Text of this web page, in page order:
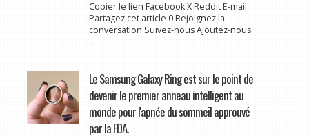
Copier le lien Facebook X Reddit E-mail
Partagez cet article 0 Rejoignez la
conversation Suivez-nous Ajoutez-nous
...
Le Samsung Galaxy Ring est sur le point de
devenir le premier anneau intelligent au
monde pour l'apnée du sommeil approuvé
par la FDA.